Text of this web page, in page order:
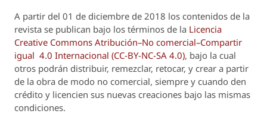
A partir del 01 de diciembre de 2018 los contenidos de la
revista se publican bajo los términos de la Licencia
Creative Commons Atribución–No comercial–Compartir
igual 4.0 Internacional (CC-BY-NC-SA 4.0), bajo la cual
otros podrán distribuir, remezclar, retocar, y crear a partir
de la obra de modo no comercial, siempre y cuando den
crédito y licencien sus nuevas creaciones bajo las mismas
condiciones.